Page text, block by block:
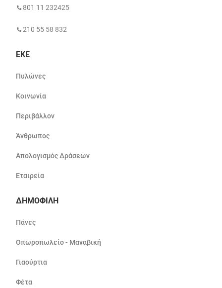
801 11 232425
210 55 58 832
ΕΚΕ
Πυλώνες
Κοινωνία
Περιβάλλον
Άνθρωπος
Απολογισμός Δράσεων
Εταιρεία
ΔΗΜΟΦΙΛΗ
Πάνες
Οπωροπωλείο - Μαναβική
Γιαούρτια
Φέτα